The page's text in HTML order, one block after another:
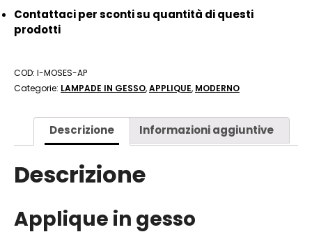
Contattaci per sconti su quantità di questi
prodotti
COD: I-MOSES-AP
Categorie: LAMPADE IN GESSO,APPLIQUE, MODERNO
Descrizione Informazioni aggiuntive
Descrizione
Applique in gesso